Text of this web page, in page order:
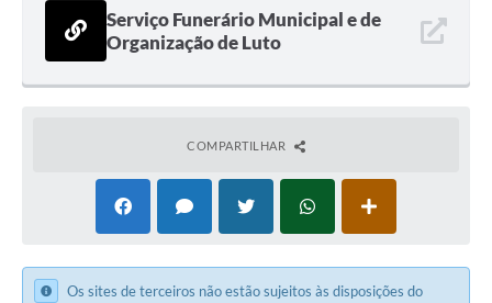
Serviço Funerário Municipal e de
Organização de Luto
COMPARTILHAR
Os sites de terceiros não estão sujeitos às disposições do